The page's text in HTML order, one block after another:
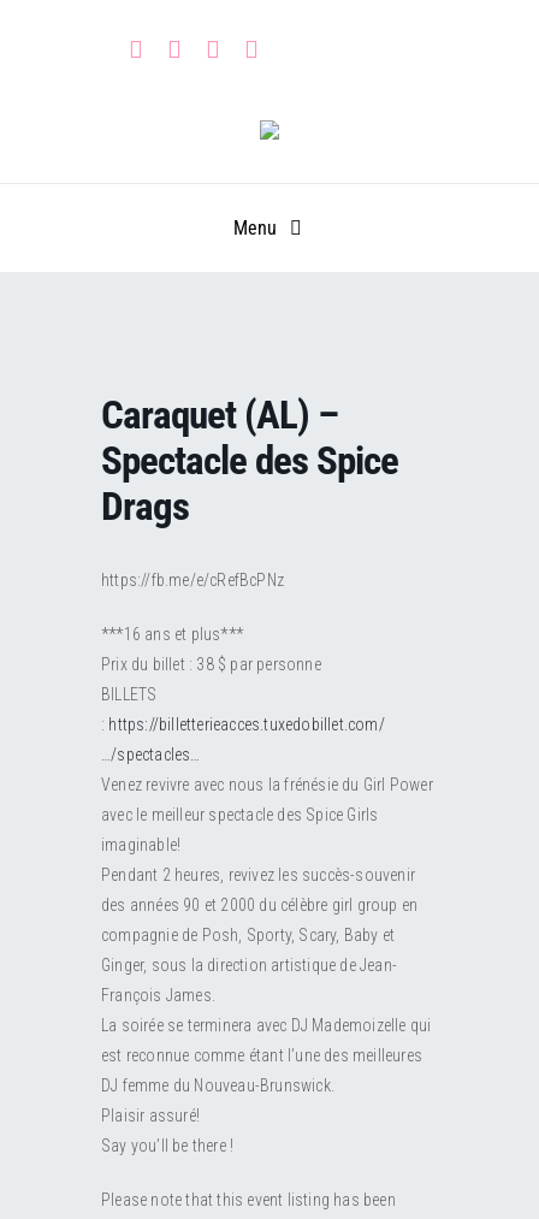
Menu
Learn
Leadership Portal
CALENDAR
Opportunities
Community
Caraquet (AL) –
Spectacle des Spice
Drags
https://fb.me/e/cRefBcPNz
***16 ans et plus***
Prix du billet : 38 $ par personne
BILLETS
: https://billetterieacces.tuxedobillet.com/
…/spectacles…
Venez revivre avec nous la frénésie du Girl Power
avec le meilleur spectacle des Spice Girls
imaginable!
Pendant 2 heures, revivez les succès-souvenir
des années 90 et 2000 du célèbre girl group en
compagnie de Posh, Sporty, Scary, Baby et
Ginger, sous la direction artistique de Jean-
François James.
La soirée se terminera avec DJ Mademoizelle qui
est reconnue comme étant l’une des meilleures
DJ femme du Nouveau-Brunswick.
Plaisir assuré!
Say you’ll be there !
Please note that this event listing has been